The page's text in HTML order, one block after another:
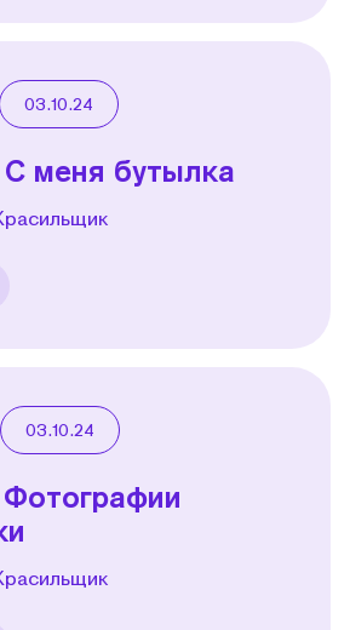
03.10.24
С меня бутылка
03.10.24
Фотографии